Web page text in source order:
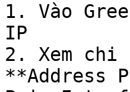
1. Vào
IP
2. Xem
**Address